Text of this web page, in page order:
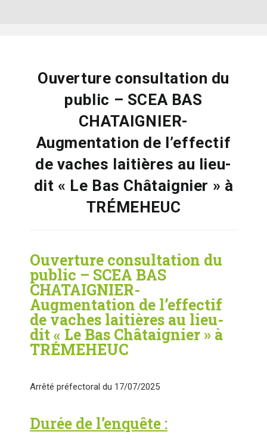
Ouverture consultation du
public – SCEA BAS
CHATAIGNIER-
Augmentation de l’effectif
de vaches laitières au lieu-
dit « Le Bas Châtaignier » à
TRÉMEHEUC
Ouverture consultation du
public – SCEA BAS
CHATAIGNIER-
Augmentation de l’effectif
de vaches laitières au lieu-
dit « Le Bas Châtaignier » à
TRÉMEHEUC
Arrêté préfectoral du 17/07/2025
Durée de l’enquête :